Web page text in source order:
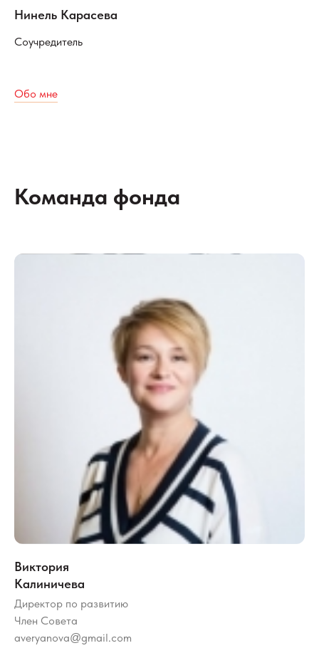
Нинель Карасева
Соучредитель
Обо мне
Команда фонда
Виктория
Калиничева
Директор по развитию
Член Совета
averyanova@gmail.com